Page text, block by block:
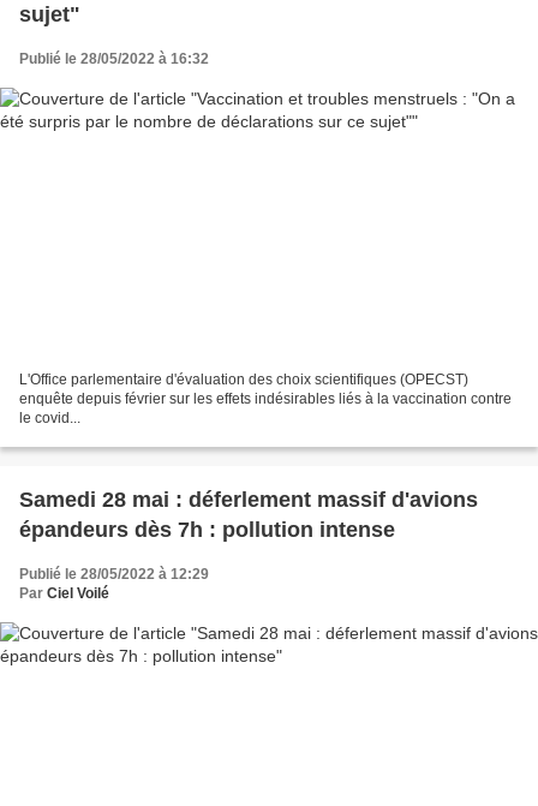
sujet"
Publié le 28/05/2022 à 16:32
L'Office parlementaire d'évaluation des choix scientifiques (OPECST)
enquête depuis février sur les effets indésirables liés à la vaccination contre
le covid...
Samedi 28 mai : déferlement massif d'avions
épandeurs dès 7h : pollution intense
Publié le 28/05/2022 à 12:29
Par Ciel Voilé